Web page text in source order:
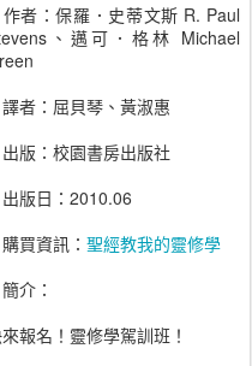
者：保羅．史蒂文斯 R. Paul
、邁可．格林 Michael
者：屈貝琴、黃淑惠
版：校園書房出版社
版日：2010.06
買資訊： 聖經教我的靈修學
介：
報名！靈修學駕訓班！